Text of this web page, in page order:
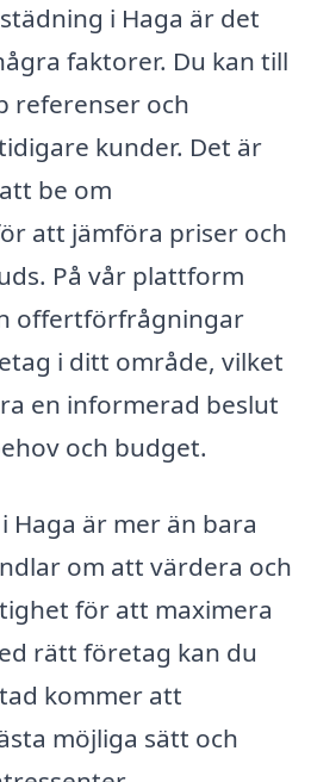
i Haga är det
faktorer. Du kan till
referenser och
kunder. Det är
be om
att jämföra priser och
På vår plattform
offertförfrågningar
i ditt område, vilket
en informerad beslut
och budget.
Haga är mer än bara
om att värdera och
för att maximera
rätt företag kan du
kommer att
möjliga sätt och